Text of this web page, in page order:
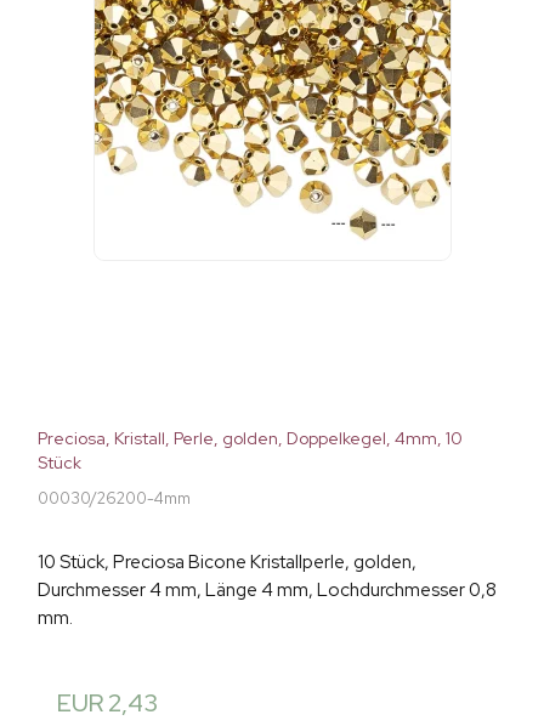
Preciosa, Kristall, Perle, golden, Doppelkegel, 4mm, 10
Stück
00030/26200-4mm
10 Stück, Preciosa Bicone Kristallperle, golden,
Durchmesser 4 mm, Länge 4 mm, Lochdurchmesser 0,8
mm.
EUR 2,43